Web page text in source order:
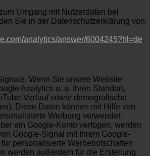
Umgang mit Nutzerdaten bei
Sie in der Datenschutzerklärung von
analytics/answer/6004245?hl=de.
Wenn Sie unsere Website
Analytics u. a. Ihren Standort,
Verlauf sowie demografische
Diese Daten können mit Hilfe von
Werbung verwendet
ein Google-Konto verfügen, werden
Google-Signal mit Ihrem Google-
personalisierte Werbebotschaften
werden außerdem für die Erstellung